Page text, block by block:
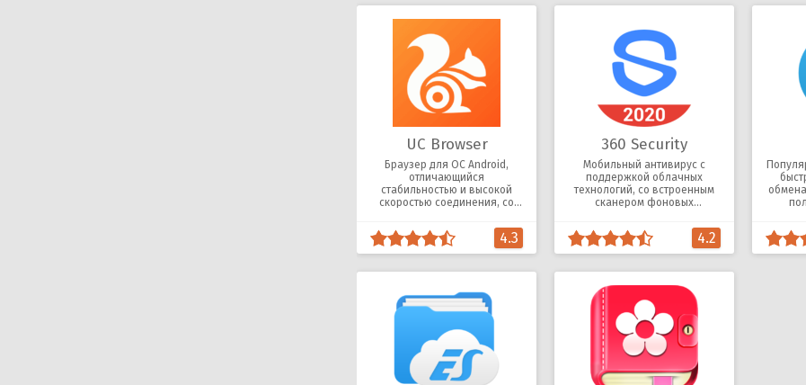
UC Browser
Браузер для ОС Android,
отличающийся
стабильностью и высокой
скоростью соединения, со
загрузок.
4.3
360 Security
Мобильный антивирус с
поддержкой облачных
технологий, со встроенным
сканером фоновых
мусора.
4.2